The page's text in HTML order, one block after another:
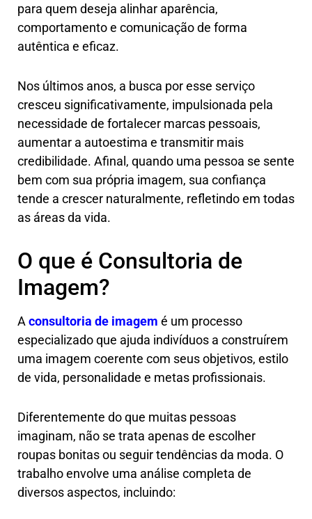
para quem deseja alinhar aparência,
comportamento e comunicação de forma
autêntica e eficaz.
Nos últimos anos, a busca por esse serviço
cresceu significativamente, impulsionada pela
necessidade de fortalecer marcas pessoais,
aumentar a autoestima e transmitir mais
credibilidade. Afinal, quando uma pessoa se sente
bem com sua própria imagem, sua confiança
tende a crescer naturalmente, refletindo em todas
as áreas da vida.
O que é Consultoria de
Imagem?
A consultoria de imagem é um processo
especializado que ajuda indivíduos a construírem
uma imagem coerente com seus objetivos, estilo
de vida, personalidade e metas profissionais.
Diferentemente do que muitas pessoas
imaginam, não se trata apenas de escolher
roupas bonitas ou seguir tendências da moda. O
trabalho envolve uma análise completa de
diversos aspectos, incluindo: